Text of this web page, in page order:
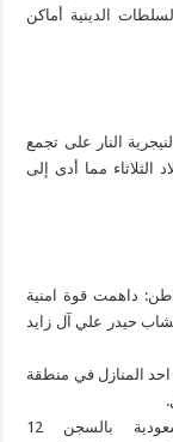
الدينية أماكن
النار على تجمع
الثلاثاء مما أدى إلى
داهمت قوة امنية
حيدر علي آل زايد
المنازل في منطقة
الحكم على رجل دين شيعي بالسعودية بالسجن 12